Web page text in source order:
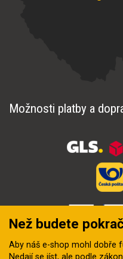
Možnosti platby a
Než budete
Aby náš e-shop mohl dobře
Nedají se jíst, ale podle